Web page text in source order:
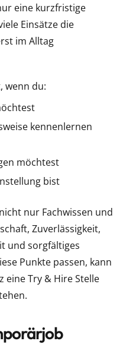
eine kurzfristige
Einsätze die
im Alltag
wenn du:
kennenlernen
möchtest
bist
nur Fachwissen und
Zuverlässigkeit,
und sorgfältiges
Punkte passen, kann
eine Try & Hire Stelle